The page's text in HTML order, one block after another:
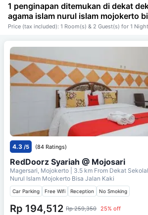
1 penginapan ditemukan di dekat
agama islam nurul islam mojokerto
Price (tax included): 1 Room(s) & 2 Guest(s) for 1
4.3 /5 (84 Ratings)
RedDoorz Syariah @ Mojosari
Magersari, Mojokerto | 3.5 km From Dekat
Nurul Islam Mojokerto Bisa Jalan Kaki
Car Parking Free Wifi Reception No Smoking
Rp 194,512 Rp 259,350 25% off